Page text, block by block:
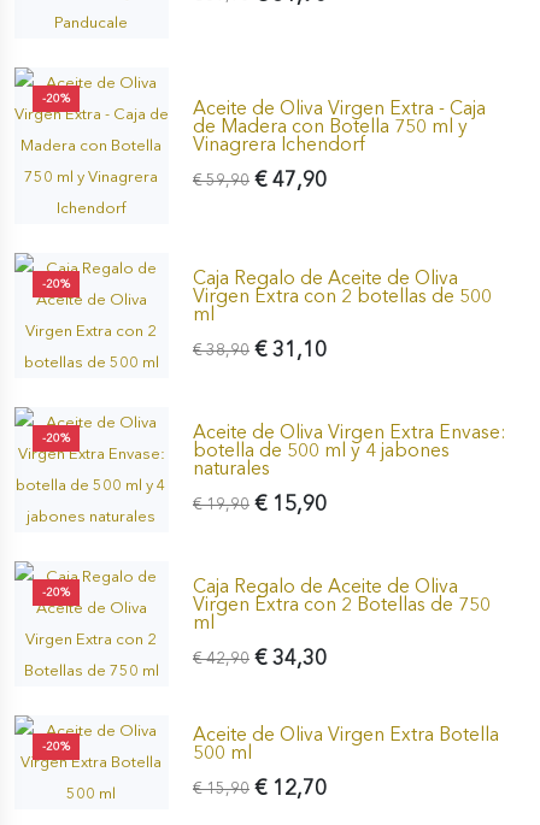
-20% Aceite de Oliva Virgen Extra - Caja
de Madera con Botella 750 ml y
Vinagrera Ichendorf
€ 47,90
€ 59,90
-20% Caja Regalo de Aceite de Oliva
Virgen Extra con 2 botellas de 500
ml
€ 31,10
€ 38,90
-20% Aceite de Oliva Virgen Extra Envase:
botella de 500 ml y 4 jabones
naturales
€ 15,90
€ 19,90
-20% Caja Regalo de Aceite de Oliva
Virgen Extra con 2 Botellas de 750
ml
€ 34,30
€ 42,90
-20%
Aceite de Oliva Virgen Extra Botella
500 ml
€ 12,70
€ 15,90